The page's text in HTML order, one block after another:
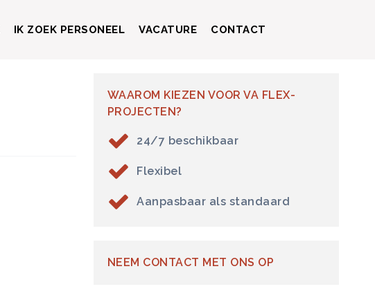
IK ZOEK PERSONEEL VACATURE CONTACT
WAAROM KIEZEN VOOR VA FLEX-
PROJECTEN?
24/7 beschikbaar
Flexibel
Aanpasbaar als standaard
NEEM CONTACT MET ONS OP